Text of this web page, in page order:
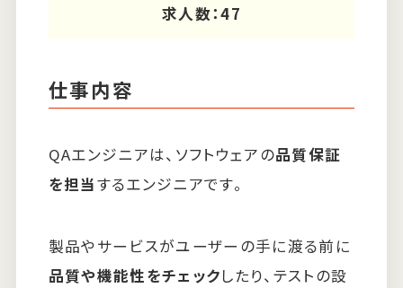
求人数：47
仕事内容
QAエンジニアは、ソフトウェアの品質保証
を担当するエンジニアです。
製品やサービスがユーザーの手に渡る前に
品質や機能性をチェックしたり、テストの設